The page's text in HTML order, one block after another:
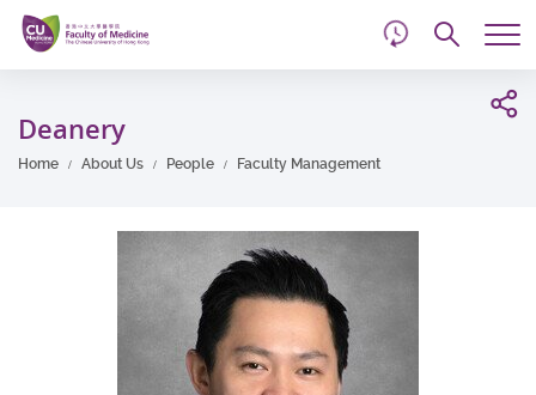
Skip
main
content
Deanery
Home About Us People Faculty Management